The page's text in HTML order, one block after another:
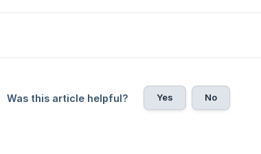
Was this article helpful? Yes No